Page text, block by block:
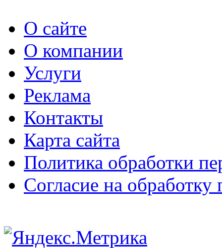
О сайте
О компании
Услуги
Реклама
Контакты
Карта сайта
Политика обработки
Согласие на